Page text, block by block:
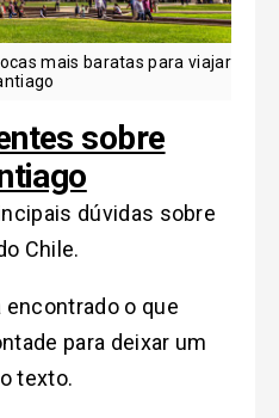
mais baratas para viajar
sobre
dúvidas sobre
Chile.
encontrado o que
para deixar um
texto.